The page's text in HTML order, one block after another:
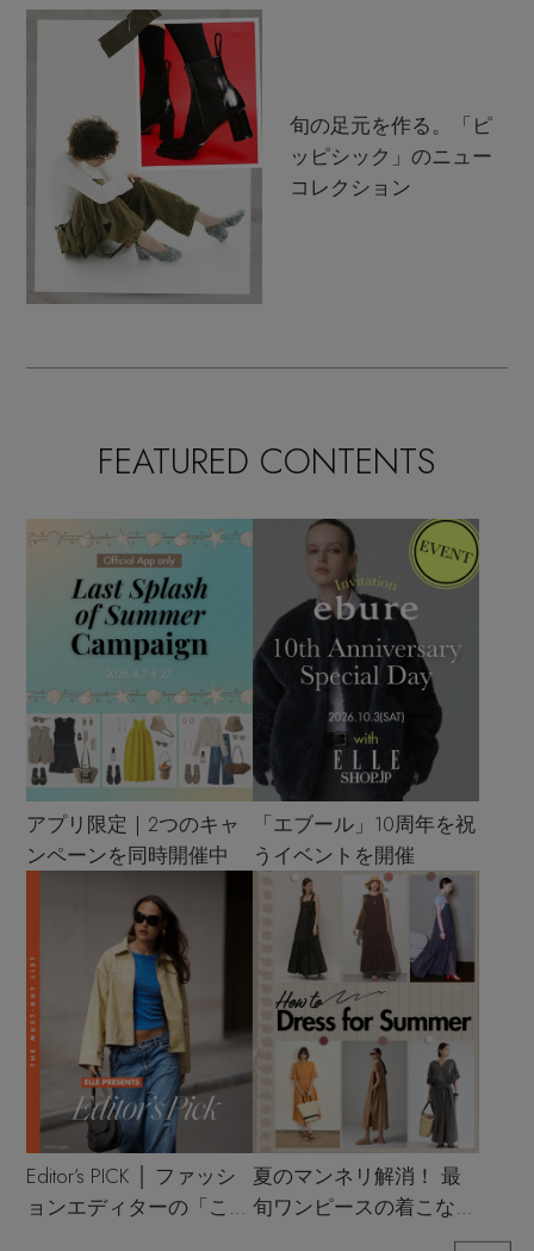
旬の足元を作る。「ピ
ッピシック」のニュー
コレクション
FEATURED CONTENTS
アプリ限定｜2つのキャ
ンペーンを同時開催中
「エブール」10周年を祝
うイベントを開催
Editor’s PICK │ ファッシ
ョンエディターの「これ
夏のマンネリ解消！ 最
旬ワンピースの着こなし